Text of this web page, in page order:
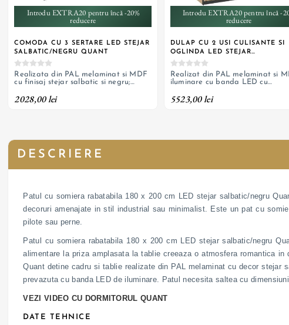
Introdu EXTRA20 pentru încă -20%
reducere
COMODA CU 3 SERTARE LED STEJAR
SALBATIC/NEGRU QUANT
Realizata din PAL melaminat si MDF
cu finisaj stejar salbatic si negru;
alimentare la priza
2028,00 lei
Introdu EXTRA20 pentru încă -
reducere
DULAP CU 2 USI CULISANTE SI
OGLINDA LED STEJAR
SALBATIC/NEGRU QUANT
Realizat din PAL melaminat si
iluminare cu banda LED cu
5523,00 lei
DESCRIERE
Patul cu somiera rabatabila 180 x 200 cm LED stejar salbatic/negru
decoruri amenajate in stil industrial sau minimalist. Este un pat cu
pilote sau perne.
Patul cu somiera rabatabila 180 x 200 cm LED stejar salbatic/negru
alimentare la priza amplasata la tablie creeaza o atmosfera romantica
Quant detine cadru si tablie realizate din PAL melaminat cu decor
prevazuta cu banda LED de iluminare. Patul necesita saltea cu
VEZI VIDEO CU DORMITORUL QUANT
DATE TEHNICE